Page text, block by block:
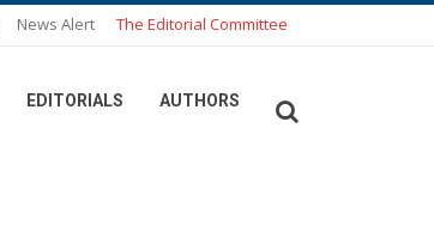
News Alert The Editorial Committee
EDITORIALS AUTHORS